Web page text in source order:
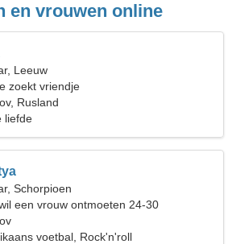
en vrouwen online
Leeuw
zoekt vriendje
Rusland
liefde
Schorpioen
een vrouw ontmoeten 24-30
voetbal, Rock'n'roll